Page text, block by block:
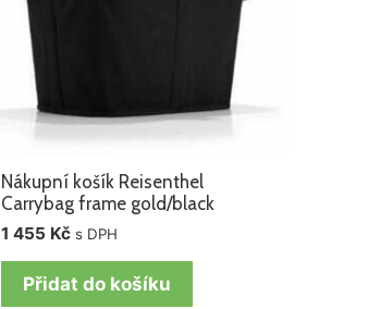
Nákupní košík Reisenthel
Carrybag frame gold/black
1 455 Kč s DPH
Přidat do košíku